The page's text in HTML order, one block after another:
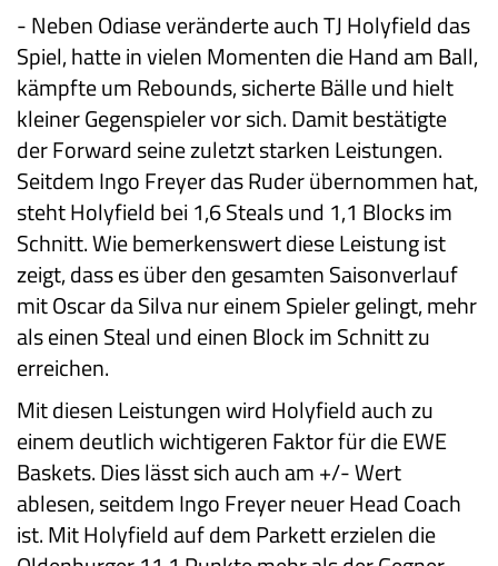
-Neben Odiase veränderte auch TJ Holyfield das
Spiel, hatte in vielen Momenten die Hand am Ball,
kämpfte um Rebounds, sicherte Bälle und hielt
kleiner Gegenspieler vor sich. Damit bestätigte
der Forward seine zuletzt starken Leistungen.
Seitdem Ingo Freyer das Ruder übernommen hat,
steht Holyfield bei 1,6 Steals und 1,1 Blocks im
Schnitt. Wie bemerkenswert diese Leistung ist
zeigt, dass es über den gesamten Saisonverlauf
mit Oscar da Silva nur einem Spieler gelingt, mehr
als einen Steal und einen Block im Schnitt zu
erreichen.
Mit diesen Leistungen wird Holyfield auch zu
einem deutlich wichtigeren Faktor für die EWE
Baskets. Dies lässt sich auch am +/- Wert
ablesen, seitdem Ingo Freyer neuer Head Coach
ist. Mit Holyfield auf dem Parkett erzielen die